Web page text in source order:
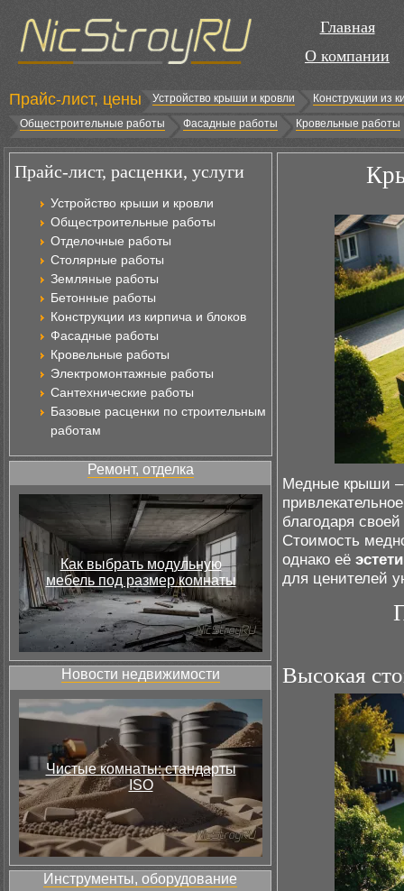
Главная
О компании
Прайс-лист, цены Устройство крыши и кровли
Конструкции из
Общестроительные работы
Фасадные работы Кровельные работы
Прайс-лист, расценки, услуги
Устройство крыши и кровли
Общестроительные работы
Отделочные работы
Столярные работы
Земляные работы
Бетонные работы
Конструкции из кирпича и блоков
Фасадные работы
Кровельные работы
Электромонтажные работы
Сантехнические работы
Базовые расценки по строительным
работам
Ремонт, отделка
Как выбрать модульную
мебель под размер комнаты
Новости недвижимости
Чистые комнаты: стандарты
ISO
Инструменты, оборудование
Медные крыши –
благодаря
Стоимость
однако её
для ценителей
Высокая